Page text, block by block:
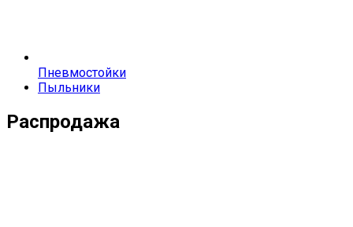
Пневмостойки
Пыльники
Распродажа